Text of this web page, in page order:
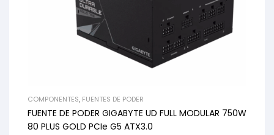
COMPONENTES, FUENTES DE PODER
FUENTE DE PODER GIGABYTE UD FULL MODULAR 750W
80 PLUS GOLD PCIe G5 ATX3.0